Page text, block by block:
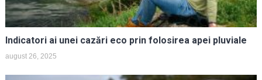
Indicatori ai unei cazări eco prin folosirea apei pluviale
august 26, 2025